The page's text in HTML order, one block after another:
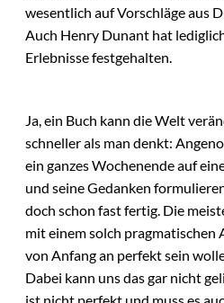
wesentlich auf Vorschläge aus
Auch Henry Dunant hat
Erlebnisse festgehalten.
Ja, ein Buch kann die Welt
schneller als man denkt:
ein ganzes Wochenende auf
und seine Gedanken
doch schon fast fertig. Die
mit einem solch pragmatischen
von Anfang an perfekt sein
Dabei kann uns das gar nicht